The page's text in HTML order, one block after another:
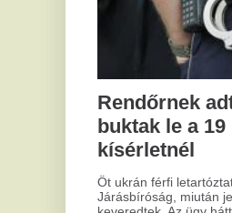
Öt ukrán férfi letartóztatását
Járásbíróság, miután jelentős
keveredtek. Az ügy
egy sértettet 50 ezer euró (19
próbáltak rávenni egy jól
átveréssel.
2025.12.13.
Akár 10 millió
az USA négy
pénzügyi
megzavarásáért